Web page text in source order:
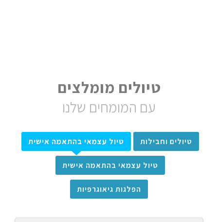
טיולים מומלצים
עם המומחים שלנו
טיולים וחבילות טיול עצמאי בהתאמה אישית
טיול עצמאי בהתאמה אישית
הפלגות גיאוגרפיות